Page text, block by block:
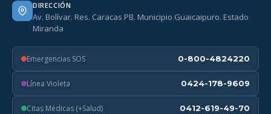
DIRECCIÓN
Av. Bolívar. Res. Caracas PB. Municipio Guaicaipuro. Estado
Miranda
Emergencias SOS 0-800-4824220
Línea Violeta 0424-178-9609
Citas Médicas (+Salud) 0412-619-49-70